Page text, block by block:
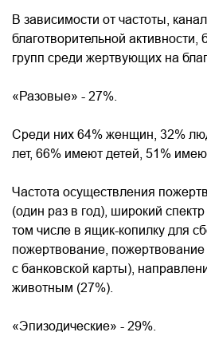
В зависимости от частоты,
благотворительной
групп среди жертвующих на
«Разовые» - 27%.
Среди них 64% женщин, 32%
лет, 66% имеют детей, 51%
Частота осуществления
(один раз в год), широкий
том числе в ящик-копилку для
пожертвование, пожертвование
с банковской карты),
животным (27%).
«Эпизодические» - 29%.